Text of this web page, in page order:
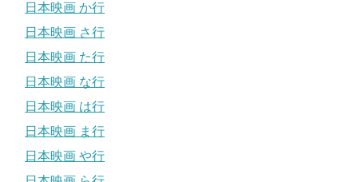
日本映画 か行
日本映画 さ行
日本映画 た行
日本映画 な行
日本映画 は行
日本映画 ま行
日本映画 や行